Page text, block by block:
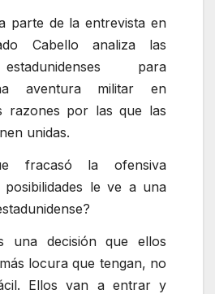
parte de la entrevista en
Cabello analiza las
para
aventura militar en
razones por las que las
unidas.
fracasó la ofensiva
posibilidades le ve a una
una decisión que ellos
locura que tengan, no
Ellos van a entrar y